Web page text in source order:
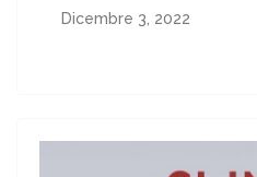
Dicembre 3, 2022